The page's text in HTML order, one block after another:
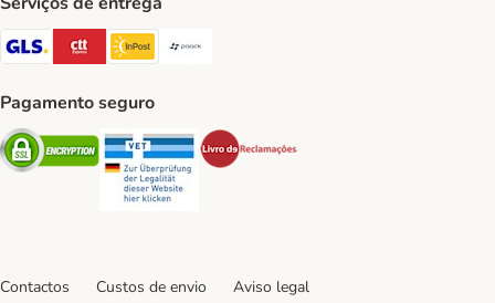
GLS Shipping Method
CTTExpress Shipping Method
InPost Shipping Method
Pagamento seguro
Security Security
Contactos Custos de envio
Aviso legal